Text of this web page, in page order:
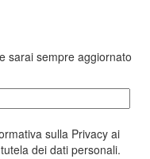
sarai sempre aggiornato
sulla Privacy ai
dei dati personali.